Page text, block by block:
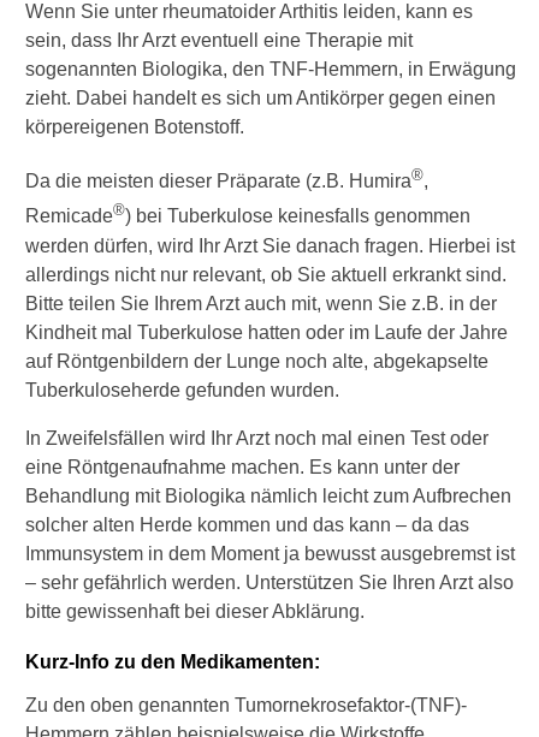
Wenn Sie unter rheumatoider Arthitis leiden, kann es
sein, dass Ihr Arzt eventuell eine Therapie mit
sogenannten Biologika, den TNF-Hemmern, in Erwägung
zieht. Dabei handelt es sich um Antikörper gegen einen
körpereigenen Botenstoff.
Da die meisten dieser Präparate (z.B. Humira®,
Remicade®) bei Tuberkulose keinesfalls genommen
werden dürfen, wird Ihr Arzt Sie danach fragen. Hierbei ist
allerdings nicht nur relevant, ob Sie aktuell erkrankt sind.
Bitte teilen Sie Ihrem Arzt auch mit, wenn Sie z.B. in der
Kindheit mal Tuberkulose hatten oder im Laufe der Jahre
auf Röntgenbildern der Lunge noch alte, abgekapselte
Tuberkuloseherde gefunden wurden.
In Zweifelsfällen wird Ihr Arzt noch mal einen Test oder
eine Röntgenaufnahme machen. Es kann unter der
Behandlung mit Biologika nämlich leicht zum Aufbrechen
solcher alten Herde kommen und das kann – da das
Immunsystem in dem Moment ja bewusst ausgebremst ist
– sehr gefährlich werden. Unterstützen Sie Ihren Arzt also
bitte gewissenhaft bei dieser Abklärung.
Kurz-Info zu den Medikamenten:
Zu den oben genannten Tumornekrosefaktor-(TNF)-
i
c
h
e
t
►
Krankheiten
Symptome
Diagnostik
&
Laborwerte
►
Therapieverfahren